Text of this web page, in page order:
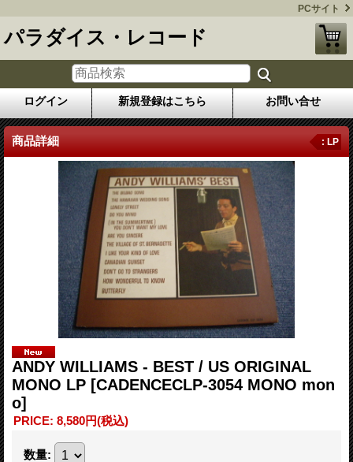
PCサイト
パラダイス・レコード
ログイン 新規登録はこちら お問い合せ
商品詳細 : LP
ANDY WILLIAMS - BEST / US ORIGINAL
MONO LP [CADENCECLP-3054 MONO mon
o]
PRICE: 8,580円(税込)
数量: